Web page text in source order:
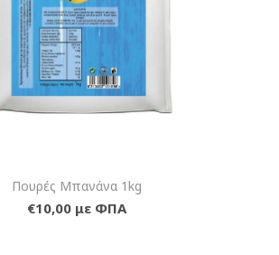
Πουρές Μπανάνα 1kg
€10,00 με ΦΠΑ